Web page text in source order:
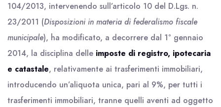
104/2013, intervenendo sull’articolo 10 del D.Lgs. n.
23/2011 (Disposizioni in materia di federalismo fiscale
municipale), ha modificato, a decorrere dal 1° gennaio
2014, la disciplina delle imposte di registro, ipotecaria
e catastale, relativamente ai trasferimenti immobiliari,
introducendo un’aliquota unica, pari al 9%, per tutti i
trasferimenti immobiliari, tranne quelli aventi ad oggetto